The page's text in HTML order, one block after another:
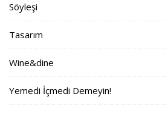
Söyleşi
Tasarım
Wine&dine
Yemedi İçmedi Demeyin!